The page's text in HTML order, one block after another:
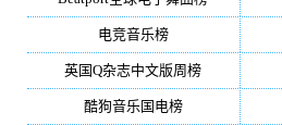
电竞音乐榜
英国Q杂志中文版周榜
酷狗音乐国电榜